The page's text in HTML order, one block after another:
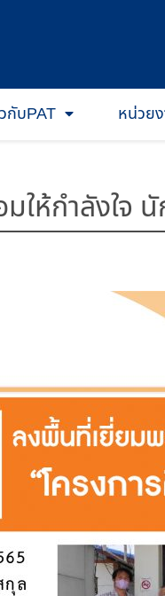
กับPAT หน่วย
ให้กำลังใจ